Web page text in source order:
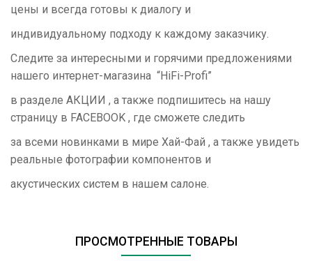
цены и всегда готовы к диалогу и
индивидуальному подходу к каждому заказчику.
Следите за интересными и горячими предложениями
нашего интернет-магазина “HiFi-Profi”
в разделе АКЦИИ , а также подпишитесь на нашу
страницу в FACEBOOK , где сможете следить
за всеми новинками в мире Хай-Фай , а также увидеть
реальные фотографии компонентов и
акустических систем в нашем салоне.
ПРОСМОТРЕННЫЕ ТОВАРЫ